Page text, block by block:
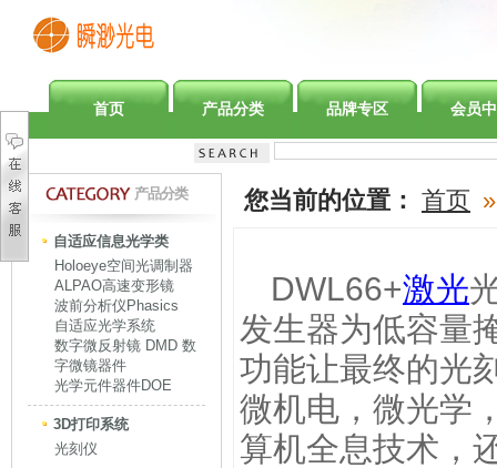
首页 产品分类 品牌专区 会员
产品分类
自适应信息光学类
Holoeye空间光调制器
ALPAO高速变形镜
波前分析仪Phasics
自适应光学系统
数字微反射镜 DMD 数
字微镜器件
光学元件器件DOE
3D打印系统
光刻仪
您当前的位置： 首页 »
DWL66+激光
发生器为低容量
功能让最终的光
微机电，微光学
算机全息技术，